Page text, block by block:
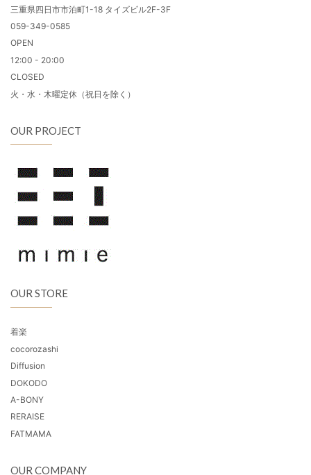
三重県四日市市泊町1-18 タイズビル2F-3F
059-349-0585
OPEN
12:00 - 20:00
CLOSED
火・水・木曜定休（祝日を除く）
OUR PROJECT
OUR STORE
着楽
cocorozashi
Diffusion
DOKODO
A-BONY
RERAISE
FATMAMA
OUR COMPANY